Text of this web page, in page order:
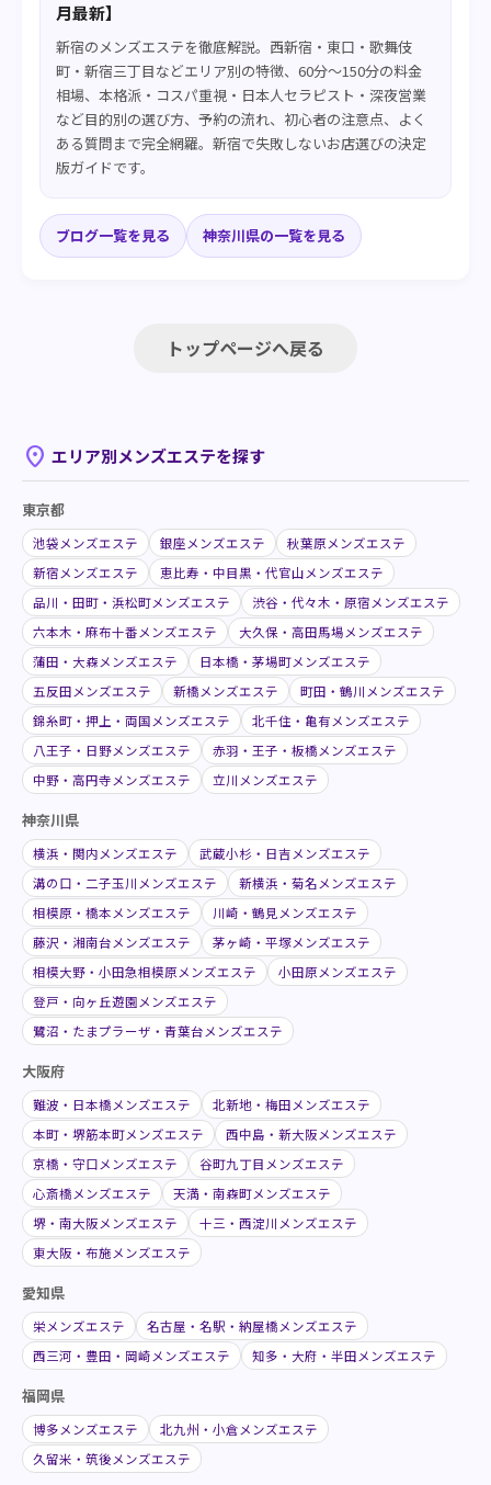
月最新】
新宿のメンズエステを徹底解説。西新宿・東口・歌舞伎
町・新宿三丁目などエリア別の特徴、60分〜150分の料金
相場、本格派・コスパ重視・日本人セラピスト・深夜営業
など目的別の選び方、予約の流れ、初心者の注意点、よく
ある質問まで完全網羅。新宿で失敗しないお店選びの決定
版ガイドです。
ブログ一覧を見る 神奈川県の一覧を見る
トップページへ戻る
place エリア別メンズエステを探す
東京都
池袋メンズエステ 銀座メンズエステ
秋葉原メンズエステ
新宿メンズエステ
恵比寿・中目黒・代官山メンズエステ
品川・田町・浜松町メンズエステ
渋谷・代々木・原宿メンズエステ
六本木・麻布十番メンズエステ
大久保・高田馬場メンズエステ
蒲田・大森メンズエステ
日本橋・茅場町メンズエステ
五反田メンズエステ
新橋メンズエステ
町田・鶴川メンズエステ
錦糸町・押上・両国メンズエステ
北千住・亀有メンズエステ
八王子・日野メンズエステ
赤羽・王子・板橋メンズエステ
中野・高円寺メンズエステ
立川メンズエステ
神奈川県
横浜・関内メンズエステ
武蔵小杉・日吉メンズエステ
溝の口・二子玉川メンズエステ
新横浜・菊名メンズエステ
相模原・橋本メンズエステ
川崎・鶴見メンズエステ
藤沢・湘南台メンズエステ
茅ヶ崎・平塚メンズエステ
相模大野・小田急相模原メンズエステ
小田原メンズエステ
登戸・向ヶ丘遊園メンズエステ
鷺沼・たまプラーザ・青葉台メンズエステ
大阪府
難波・日本橋メンズエステ
北新地・梅田メンズエステ
本町・堺筋本町メンズエステ
西中島・新大阪メンズエステ
京橋・守口メンズエステ
谷町九丁目メンズエステ
心斎橋メンズエステ
天満・南森町メンズエステ
堺・南大阪メンズエステ
十三・西淀川メンズエステ
東大阪・布施メンズエステ
愛知県
栄メンズエステ
名古屋・名駅・納屋橋メンズエステ
西三河・豊田・岡崎メンズエステ
知多・大府・半田メンズエステ
福岡県
博多メンズエステ
北九州・小倉メンズエステ
久留米・筑後メンズエステ